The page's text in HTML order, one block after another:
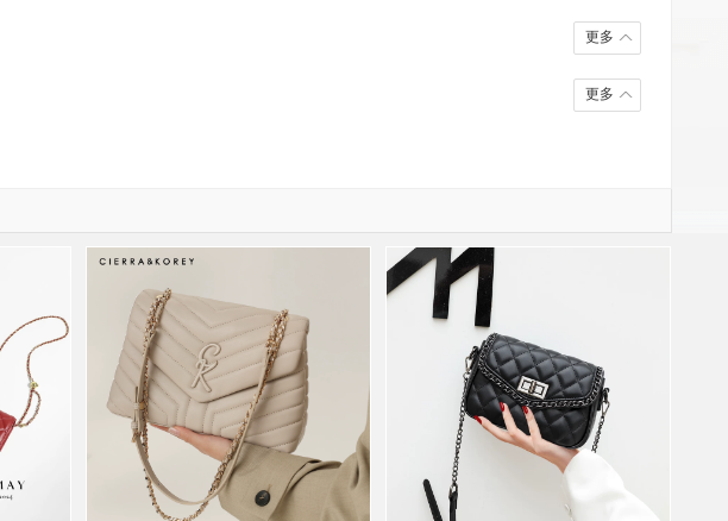
更多
更多